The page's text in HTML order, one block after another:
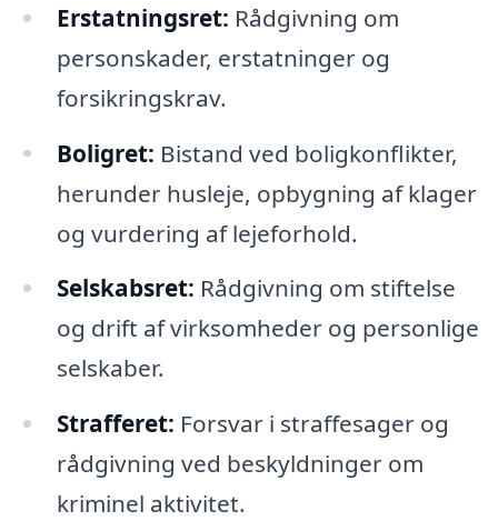
Erstatningsret: Rådgivning om
personskader, erstatninger og
forsikringskrav.
Boligret: Bistand ved boligkonflikter,
herunder husleje, opbygning af klager
og vurdering af lejeforhold.
Selskabsret: Rådgivning om stiftelse
og drift af virksomheder og personlige
selskaber.
Strafferet: Forsvar i straffesager og
rådgivning ved beskyldninger om
kriminel aktivitet.